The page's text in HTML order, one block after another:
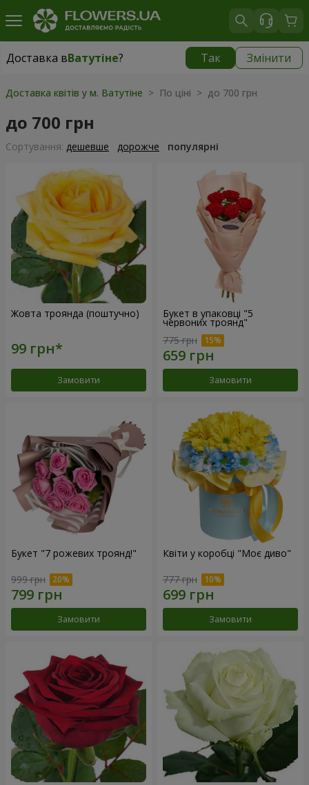
Доставка вВатутіне? Так Змінити
Доставка вВатутіне|
Доставка квітів у м. Ватутіне > По ціні > до 700 грн
до 700 грн
Сортування: дешевше дорожче популярні
Жовта троянда (поштучно)
Замовити
Букет в упаковці "5
червоних троянд"
775 грн
Замовити
Букет "7 рожевих троянд!"
999 грн
Замовити
Квіти у коробці "Моє диво"
777 грн
Замовити